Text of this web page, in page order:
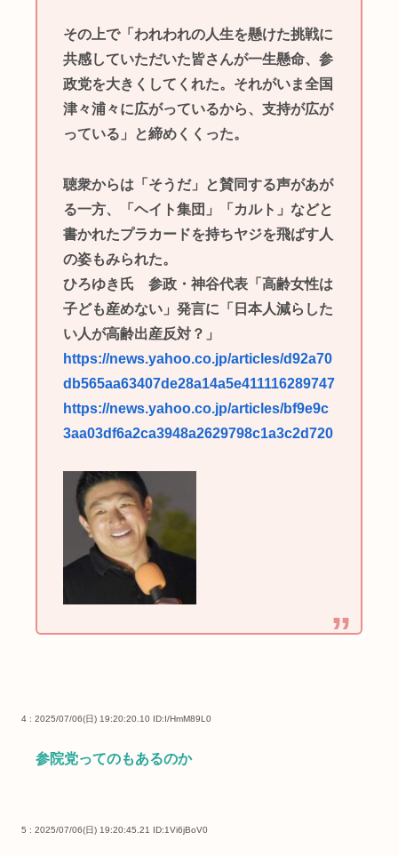
その上で「われわれの人生を懸けた挑戦に
共感していただいた皆さんが一生懸命、参
政党を大きくしてくれた。それがいま全国
津々浦々に広がっているから、支持が広が
っている」と締めくくった。
聴衆からは「そうだ」と賛同する声があが
る一方、「ヘイト集団」「カルト」などと
書かれたプラカードを持ちヤジを飛ばす人
の姿もみられた。
ひろゆき氏 参政・神谷代表「高齢女性は
子ども産めない」発言に「日本人減らした
い人が高齢出産反対？」
https://news.yahoo.co.jp/articles/d92a70
db565aa63407de28a14a5e411116289747
https://news.yahoo.co.jp/articles/bf9e9c
3aa03df6a2ca3948a2629798c1a3c2d720
4 : 2025/07/06(日) 19:20:20.10 ID:I/HmM89L0
参院党ってのもあるのか
5 : 2025/07/06(日) 19:20:45.21 ID:1Vi6jBoV0